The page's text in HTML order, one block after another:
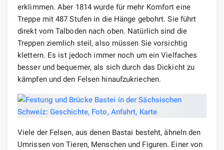
erklimmen. Aber 1814 wurde für mehr Komfort eine
Treppe mit 487 Stufen in die Hänge gebohrt. Sie führt
direkt vom Talboden nach oben. Natürlich sind die
Treppen ziemlich steil, also müssen Sie vorsichtig
klettern. Es ist jedoch immer noch um ein Vielfaches
besser und bequemer, als sich durch das Dickicht zu
kämpfen und den Felsen hinaufzukriechen.
Viele der Felsen, aus denen Bastai besteht, ähneln den
Umrissen von Tieren, Menschen und Figuren. Einer von